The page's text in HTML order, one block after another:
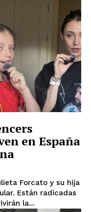
en España
Forcato y su hija
Están radicadas
la...